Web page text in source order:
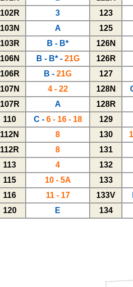
102R
3
123
103N
A
125
103R
B - B*
126N
106N
B - B* - 21G
126R
106R
B - 21G
127
107N
4 - 22 128N
107R
A
128R
110
C - 6 - 16 - 18
129
112N
8 130
112R
8
131
113
4
132
115
10 - 5A
133
116
11 - 17 133V
120
E 134